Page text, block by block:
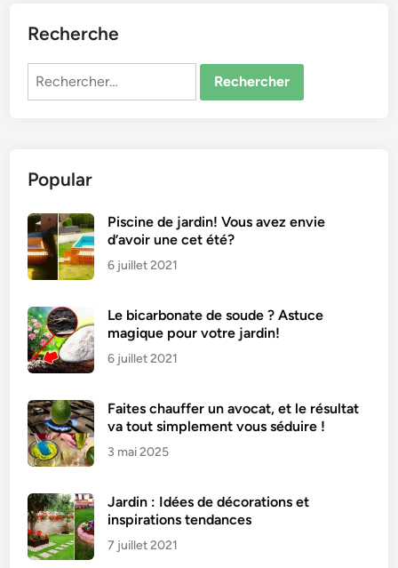
Recherche
Rechercher :
Popular
Piscine de jardin! Vous avez envie
d’avoir une cet été?
6 juillet 2021
Le bicarbonate de soude ? Astuce
magique pour votre jardin!
6 juillet 2021
Faites chauffer un avocat, et le résultat
va tout simplement vous séduire !
3 mai 2025
Jardin : Idées de décorations et
inspirations tendances
7 juillet 2021